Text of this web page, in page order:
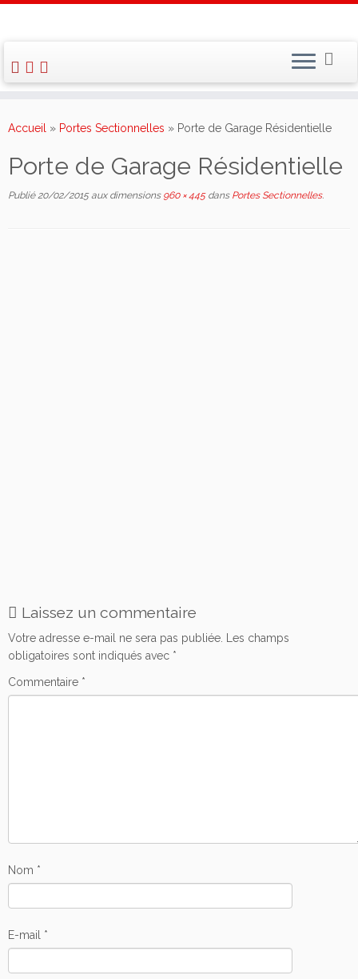
Accueil » Portes Sectionnelles » Porte de Garage Résidentielle
Porte de Garage Résidentielle
Publié 20/02/2015aux dimensions960 × 445dansPortes Sectionnelles.
Laissez un commentaire
Votre adresse e-mail ne sera pas publiée.
Les champs
obligatoires sont indiqués avec *
Commentaire *
Nom *
E-mail *